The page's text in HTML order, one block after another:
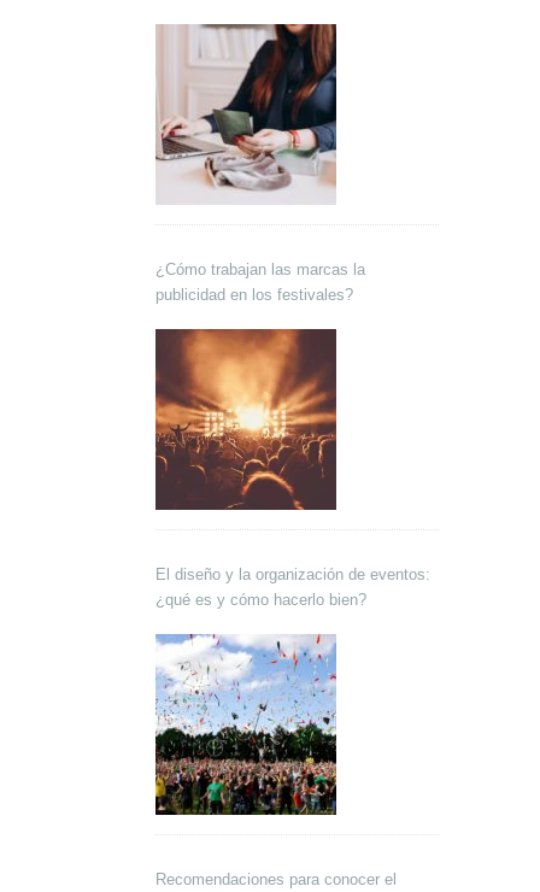
¿Cómo trabajan las marcas la
publicidad en los festivales?
El diseño y la organización de eventos:
¿qué es y cómo hacerlo bien?
Recomendaciones para conocer el